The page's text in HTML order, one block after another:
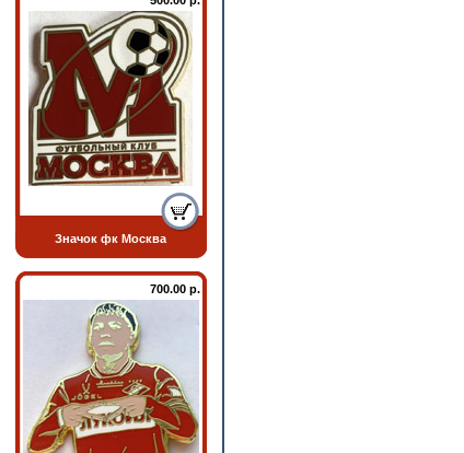
Значок фк Москва
700.00 р.